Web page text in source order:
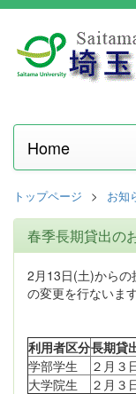
Home
トップページ お知
春季長期貸出の
2月13日(土)からの
の変更を行ないます
利用者区分長期貸
学部学生
２月３
大学院生 ２月３